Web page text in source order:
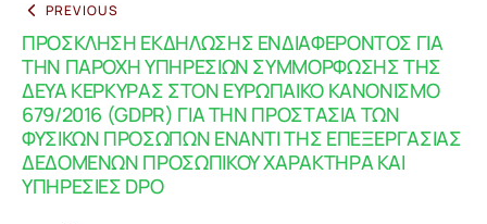
PREVIOUS
ΠΡΟΣΚΛΗΣΗ ΕΚΔΗΛΩΣΗΣ ΕΝΔΙΑΦΕΡΟΝΤΟΣ ΓΙΑ
ΤΗΝ ΠΑΡΟΧΗ ΥΠΗΡΕΣΙΩΝ ΣΥΜΜΟΡΦΩΣΗΣ ΤΗΣ
ΔΕΥΑ ΚΕΡΚΥΡΑΣ ΣΤΟΝ ΕΥΡΩΠΑΙΚΟ ΚΑΝΟΝΙΣΜΟ
679/2016 (GDPR) ΓΙΑ ΤΗΝ ΠΡΟΣΤΑΣΙΑ ΤΩΝ
ΦΥΣΙΚΩΝ ΠΡΟΣΩΠΩΝ ΕΝΑΝΤΙ ΤΗΣ ΕΠΕΞΕΡΓΑΣΙΑΣ
ΔΕΔΟΜΕΝΩΝ ΠΡΟΣΩΠΙΚΟΥ ΧΑΡΑΚΤΗΡΑ ΚΑΙ
ΥΠΗΡΕΣΙΕΣ DPO